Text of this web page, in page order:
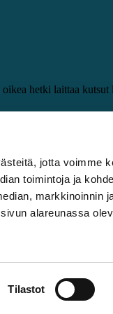
jotta voimme
toimintoja ja
markkinoinnin
alareunassa
Tilastot
hetki laittaa
tyynnyttelee ja
Vistaprintin ja
Mäkitalo
somistuksesta.